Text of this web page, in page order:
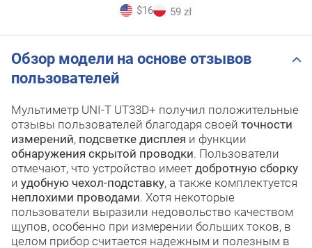
$16 59 zł
Обзор модели на основе отзывов
пользователей
Мультиметр UNI-T UT33D+ получил положительные
отзывы пользователей благодаря своей точности
измерений, подсветке дисплея и функции
обнаружения скрытой проводки. Пользователи
отмечают, что устройство имеет добротную сборку
и удобную чехол-подставку, а также комплектуется
неплохими проводами. Хотя некоторые
пользователи выразили недовольство качеством
щупов, особенно при измерении больших токов, в
целом прибор считается надежным и полезным в